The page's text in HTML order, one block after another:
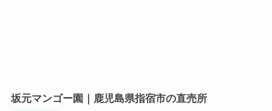
坂元マンゴー園｜鹿児島県指宿市の直売所